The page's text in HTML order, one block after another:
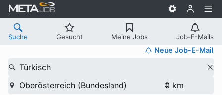
Suche Gesucht Meine Jobs Job-E-Mails
Neue Job-E-Mail
Türkisch
Oberösterreich (Bundesland)